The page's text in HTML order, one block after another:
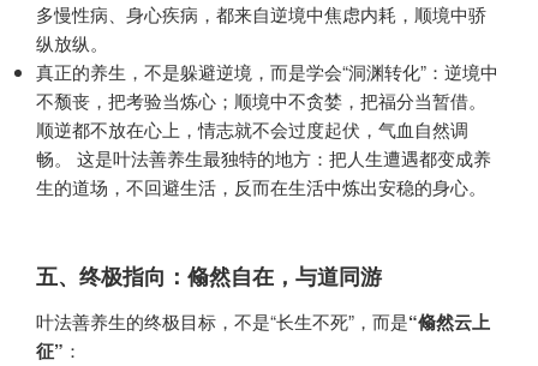
多慢性病、身心疾病，都来自逆境中焦虑内耗，顺境中骄
纵放纵。
真正的养生，不是躲避逆境，而是学会“洞渊转化”：逆境中
不颓丧，把考验当炼心；顺境中不贪婪，把福分当暂借。
顺逆都不放在心上，情志就不会过度起伏，气血自然调
畅。 这是叶法善养生最独特的地方：把人生遭遇都变成养
生的道场，不回避生活，反而在生活中炼出安稳的身心。
五、终极指向：翛然自在，与道同游
叶法善养生的终极目标，不是“长生不死”，而是​“翛然云上
征”​ ​：